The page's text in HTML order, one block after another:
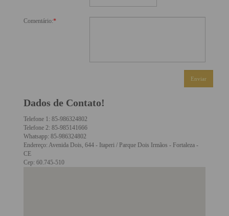
Comentário:*
Dados de Contato!
Telefone 1: 85-986324802
Telefone 2: 85-985141666
Whatsapp: 85-986324802
Endereço: Avenida Dois, 644 - Itaperi / Parque Dois Irmãos - Fortaleza -
CE
Cep: 60.745-510